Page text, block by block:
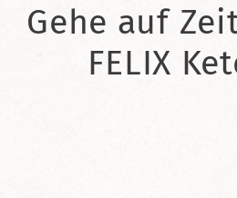
Gehe auf
FELIX